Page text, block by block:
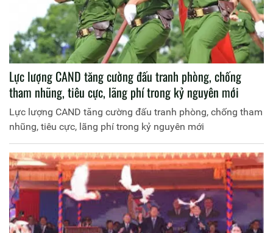
Lực lượng CAND tăng cường đấu tranh phòng, chống
tham nhũng, tiêu cực, lãng phí trong kỷ nguyên mới
Lực lượng CAND tăng cường đấu tranh phòng, chống tham
nhũng, tiêu cực, lãng phí trong kỷ nguyên mới